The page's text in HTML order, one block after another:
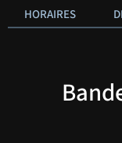
HORAIRES